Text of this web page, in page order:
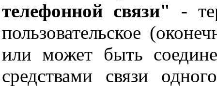
телефонной связи" -
пользовательское
или может быть
средствами связи